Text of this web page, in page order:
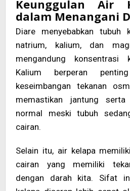
Keunggulan Air
dalam Menangani
Diare menyebabkan tubuh
natrium, kalium, dan
mengandung konsentrasi
Kalium berperan
keseimbangan tekanan
memastikan jantung
normal meski tubuh
cairan.
Selain itu, air kelapa
cairan yang memiliki
dengan darah kita. Sifat